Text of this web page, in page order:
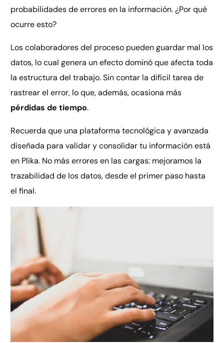
probabilidades de errores en la información. ¿Por qué
ocurre esto?
Los colaboradores del proceso pueden guardar mal los
datos, lo cual genera un efecto dominó que afecta toda
la estructura del trabajo. Sin contar la difícil tarea de
rastrear el error, lo que, además, ocasiona más
pérdidas de tiempo.
Recuerda que una plataforma tecnológica y avanzada
diseñada para validar y consolidar tu información está
en Plika. No más errores en las cargas: mejoramos la
trazabilidad de los datos, desde el primer paso hasta
el final.